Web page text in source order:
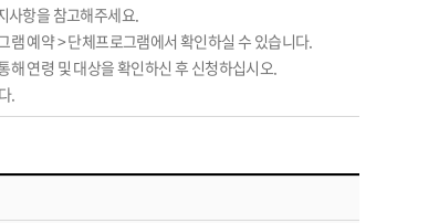
사항을 참고해주세요.
램 예약 > 단체프로그램에서 확인하실 수 있습니다.
해 연령 및 대상을 확인하신 후 신청하십시오.
.